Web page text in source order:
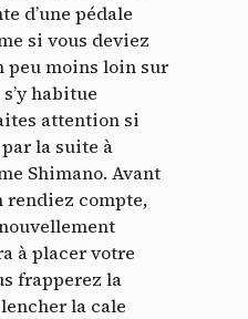
d’une pédale
si vous deviez
peu moins loin sur
habitue
attention si
la suite à
Shimano. Avant
rendiez compte,
à placer votre
frapperez la
la cale